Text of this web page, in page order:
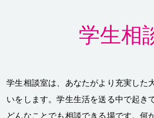
学生相
学生相談室は、あなたがより充実した
いをします。学生生活を送る中で起き
どんなことでも相談できる場です。何